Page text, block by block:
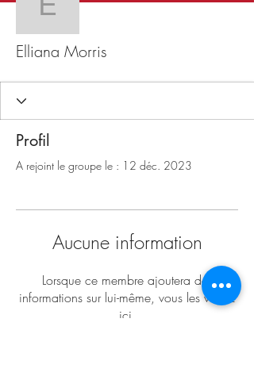
Elliana Morris
Elliana Morris
Profil
A rejoint le groupe le : 12 déc. 2023
Aucune information
Lorsque ce membre ajoutera des
informations sur lui-même, vous les verrez
ici.